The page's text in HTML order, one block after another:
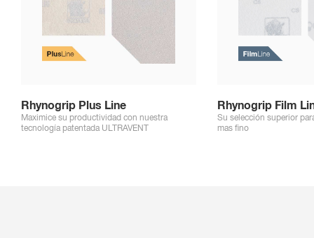
Rhynogrip Plus Line
Maximice su productividad con nuestra
tecnología patentada ULTRAVENT
Rhynogrip Film
Su selección superior
mas fino